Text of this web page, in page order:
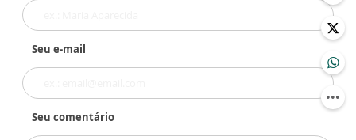
Seu e-mail
Seu comentário